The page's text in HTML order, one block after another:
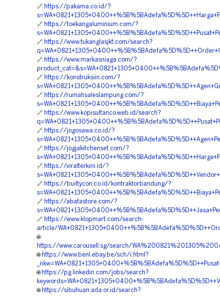
🔗 https://pakama.co.id/?
🔗 https://toekangaluminium.com/?
🔗 https://www.tukanglasjkt.com/search?
🔗 https://www.markasniaga.com/?
🔗 https://konstruksiin.com/?
🔗 https://rumahsaleslampung.com/?
🔗 https://www.kopisultanco.web.id/search?
🔗 https://jogosawa.co.id/?
🔗 https://jogjakitchenset.com/?
🔗 https://viralterkini.id/?
🔗 https://builtycon.co.id/kontraktorbandung/?
🔗 https://abatastore.com/?
🔗 https://www.klopmart.com/search-
article/
🌐
https://www.carousell.sg/search/
🌐 https://www.benl.ebay.be/sch/i.html?
🌐 https://pg.linkedin.com/jobs/search?
🌐 https://sibuhuan.ada.or.id/search?